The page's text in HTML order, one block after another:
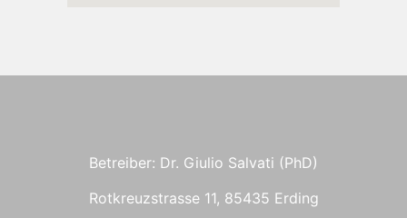
Betreiber: Dr. Giulio Salvati (PhD)
Rotkreuzstrasse 11, 85435 Erding